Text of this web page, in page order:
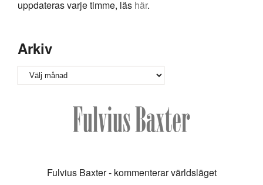
uppdateras varje timme, läs här.
Arkiv
Arkiv
Fulvius Baxter - kommenterar världsläget